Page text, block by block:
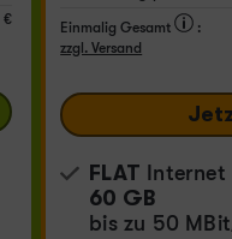
€
Einmalig Gesamt :
zzgl. Versand
FLAT Internet
60 GB
bis zu 50